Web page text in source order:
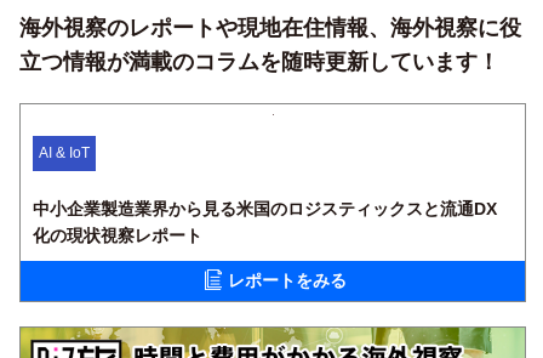
海外視察のレポートや現地在住情報、海外視察に役
立つ情報が満載のコラムを随時更新しています！
AI & IoT
中小企業製造業界から見る米国のロジスティックスと流通DX
化の現状視察レポート
レポートをみる